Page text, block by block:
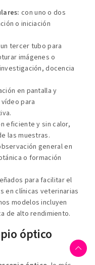
con uno o dos
o iniciación
tercer tubo para
imágenes o
docencia
en pantalla y
para
eficiente y sin calor,
las muestras.
general en
o formación
para facilitar el
en clínicas veterinarias
modelos incluyen
de alto rendimiento.
óptico